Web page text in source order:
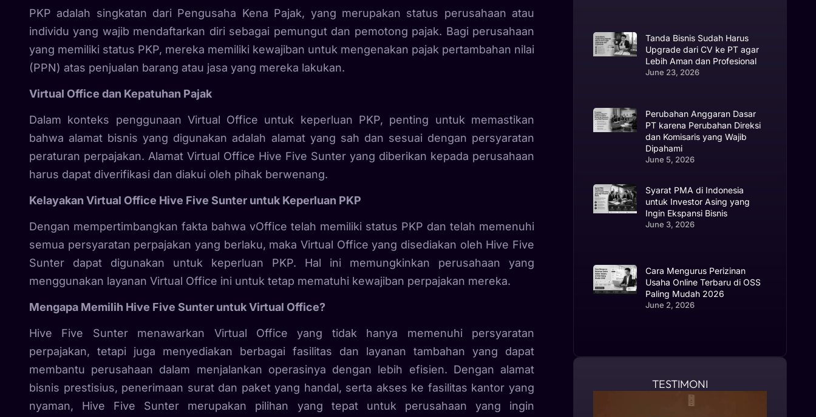
PKP adalah singkatan dari Pengusaha Kena Pajak, yang merupakan status perusahaan atau
individu yang wajib mendaftarkan diri sebagai pemungut dan pemotong pajak. Bagi perusahaan
yang memiliki status PKP, mereka memiliki kewajiban untuk mengenakan pajak pertambahan nilai
(PPN) atas penjualan barang atau jasa yang mereka lakukan.
Virtual Office dan Kepatuhan Pajak
Dalam konteks penggunaan Virtual Office untuk keperluan PKP, penting untuk memastikan
bahwa alamat bisnis yang digunakan adalah alamat yang sah dan sesuai dengan persyaratan
peraturan perpajakan. Alamat Virtual Office Hive Five Sunter yang diberikan kepada perusahaan
harus dapat diverifikasi dan diakui oleh pihak berwenang.
Kelayakan Virtual Office Hive Five Sunter untuk Keperluan PKP
Dengan mempertimbangkan fakta bahwa vOffice telah memiliki status PKP dan telah memenuhi
semua persyaratan perpajakan yang berlaku, maka Virtual Office yang disediakan oleh Hive Five
Sunter dapat digunakan untuk keperluan PKP. Hal ini memungkinkan perusahaan yang
menggunakan layanan Virtual Office ini untuk tetap mematuhi kewajiban perpajakan mereka.
Mengapa Memilih Hive Five Sunter untuk Virtual Office?
Hive Five Sunter menawarkan Virtual Office yang tidak hanya memenuhi persyaratan
perpajakan, tetapi juga menyediakan berbagai fasilitas dan layanan tambahan yang dapat
membantu perusahaan dalam menjalankan operasinya dengan lebih efisien. Dengan alamat
bisnis prestisius, penerimaan surat dan paket yang handal, serta akses ke fasilitas kantor yang
nyaman, Hive Five Sunter merupakan pilihan yang tepat untuk perusahaan yang ingin
Tanda Bisnis Sudah Harus
Upgrade dari CV ke PT agar
Lebih Aman dan Profesional
June 23, 2026
Perubahan Anggaran Dasar
PT karena Perubahan Direksi
dan Komisaris yang Wajib
Dipahami
June 5, 2026
Syarat PMA di Indonesia
untuk Investor Asing yang
Ingin Ekspansi Bisnis
June 3, 2026
Cara Mengurus Perizinan
Usaha Online Terbaru di OSS
Paling Mudah 2026
June 2, 2026
TESTIMONI